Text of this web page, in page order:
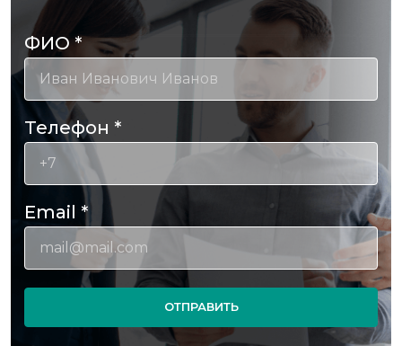
ФИО*
Телефон *
Email *
ОТПРАВИТЬ